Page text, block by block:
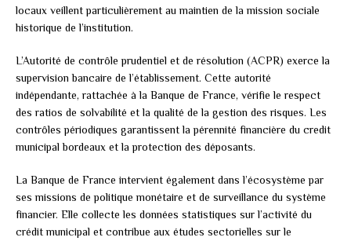
locaux veillent particulièrement au maintien de la mission sociale
historique de l’institution.
L’Autorité de contrôle prudentiel et de résolution (ACPR) exerce la
supervision bancaire de l’établissement. Cette autorité
indépendante, rattachée à la Banque de France, vérifie le respect
des ratios de solvabilité et la qualité de la gestion des risques. Les
contrôles périodiques garantissent la pérennité financière du credit
municipal bordeaux et la protection des déposants.
La Banque de France intervient également dans l’écosystème par
ses missions de politique monétaire et de surveillance du système
financier. Elle collecte les données statistiques sur l’activité du
crédit municipal et contribue aux études sectorielles sur le